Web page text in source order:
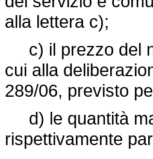
alla lettera c);
c) il prezzo del
cui alla
289/06, previsto
d) le quantità
rispettivamente